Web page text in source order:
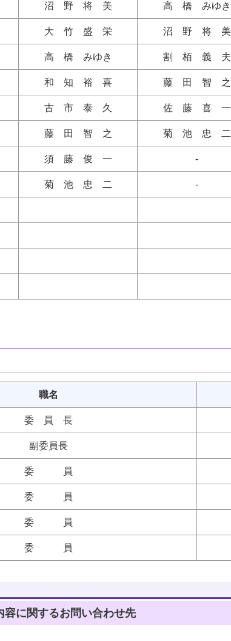
沼 野 将 美 高 橋 みゆき
大 竹 盛 栄 沼 野 将 美
高 橋 みゆき 割 栢 義 夫
和 知 裕 喜 藤 田 智 之
古 市 泰 久 佐 藤 喜 一
藤 田 智 之 菊 池 忠 二
須 藤 俊 一 ‐
菊 池 忠 二 -
職名
委 員 長
副委員長
委 員
委 員
委 員
委 員
容に関するお問い合わせ先